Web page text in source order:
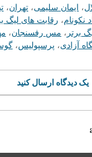
، ایمان سلیمی، تهران،
نکونام، رقابت های لیگ
برتر ، مس رفسنجان،
آزادی، پرسپولیس،
یک دیدگاه ارسال کنید